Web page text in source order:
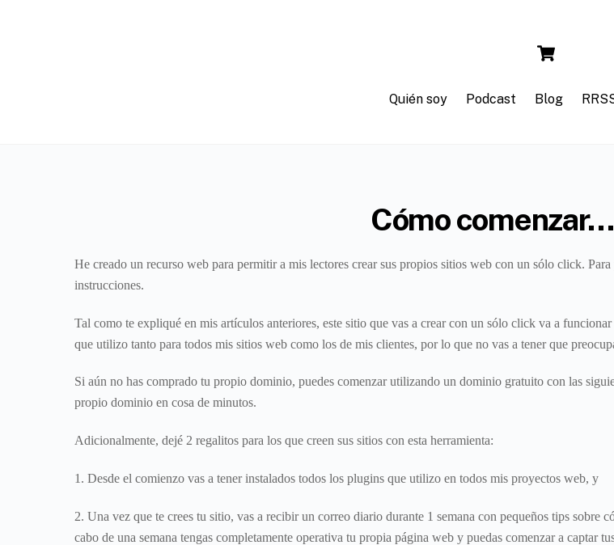
Quién soy Podcast Blog
Cómo comenzar…
He creado un recurso web para permitir a mis lectores crear sus propios sitios web con un sólo click.
instrucciones.
Tal como te expliqué en mis artículos anteriores, este sitio que vas a crear con un sólo click va a
que utilizo tanto para todos mis sitios web como los de mis clientes, por lo que no vas a tener que
Si aún no has comprado tu propio dominio, puedes comenzar utilizando un dominio gratuito con las
propio dominio en cosa de minutos.
Adicionalmente, dejé 2 regalitos para los que creen sus sitios con esta herramienta:
1. Desde el comienzo vas a tener instalados todos los plugins que utilizo en todos mis proyectos web, y
2. Una vez que te crees tu sitio, vas a recibir un correo diario durante 1 semana con pequeños tips
cabo de una semana tengas completamente operativa tu propia página web y puedas comenzar a captar